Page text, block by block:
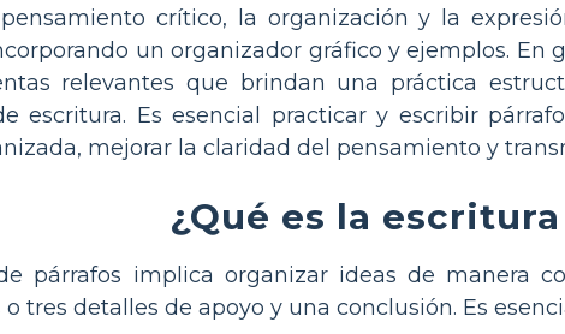
crítico, la organización y la
un organizador gráfico y ejemplos. En
relevantes que brindan una práctica
escritura. Es esencial practicar y escribir
mejorar la claridad del pensamiento y
¿Qué es la
párrafos implica organizar ideas de manera
tres detalles de apoyo y una conclusión. Es